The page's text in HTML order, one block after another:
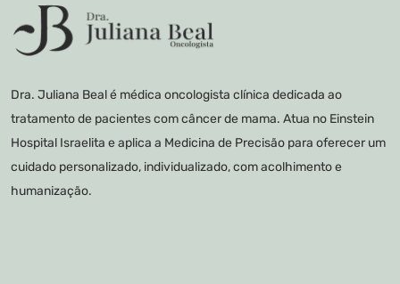
Dra. Juliana Beal é médica oncologista clínica dedicada ao
tratamento de pacientes com câncer de mama. Atua no Einstein
Hospital Israelita e aplica a Medicina de Precisão para oferecer um
cuidado personalizado, individualizado, com acolhimento e
humanização.